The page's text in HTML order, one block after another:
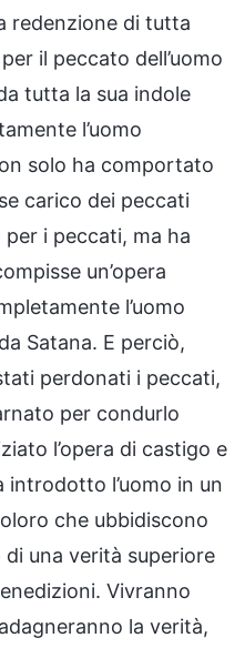
redenzione di tutta
il peccato dell’uomo
tutta la sua indole
l’uomo
solo ha comportato
carico dei peccati
per i peccati, ma ha
un’opera
l’uomo
Satana. E perciò,
perdonati i peccati,
per condurlo
l’opera di castigo e
introdotto l’uomo in un
che ubbidiscono
una verità superiore
Vivranno
la verità,